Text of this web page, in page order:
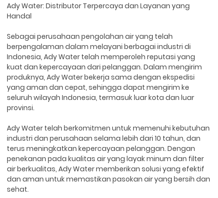
Ady Water: Distributor Terpercaya dan Layanan yang
Handal
Sebagai perusahaan pengolahan air yang telah
berpengalaman dalam melayani berbagai industri di
Indonesia, Ady Water telah memperoleh reputasi yang
kuat dan kepercayaan dari pelanggan. Dalam mengirim
produknya, Ady Water bekerja sama dengan ekspedisi
yang aman dan cepat, sehingga dapat mengirim ke
seluruh wilayah Indonesia, termasuk luar kota dan luar
provinsi.
Ady Water telah berkomitmen untuk memenuhi kebutuhan
industri dan perusahaan selama lebih dari 10 tahun, dan
terus meningkatkan kepercayaan pelanggan. Dengan
penekanan pada kualitas air yang layak minum dan filter
air berkualitas, Ady Water memberikan solusi yang efektif
dan aman untuk memastikan pasokan air yang bersih dan
sehat.